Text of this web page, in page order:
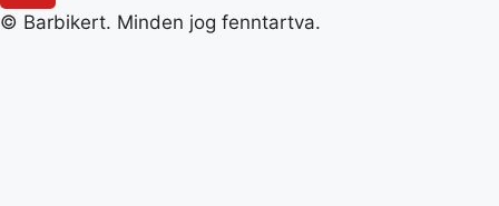
© Barbikert. Minden jog fenntartva.